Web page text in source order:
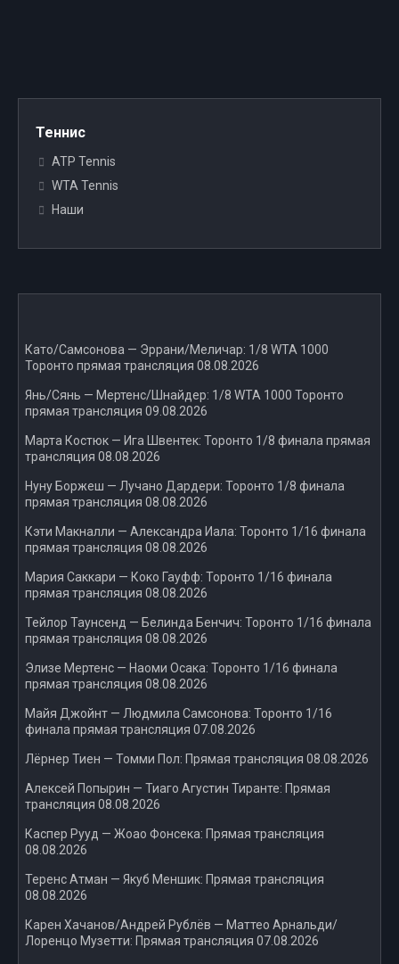
Теннис
ATP Tennis
WTA Tennis
Наши
Като/Самсонова — Эррани/Меличар: 1/8 WTA 1000
Торонто прямая трансляция 08.08.2026
Янь/Сянь — Мертенс/Шнайдер: 1/8 WTA 1000 Торонто
прямая трансляция 09.08.2026
Марта Костюк — Ига Швентек: Торонто 1/8 финала прямая
трансляция 08.08.2026
Нуну Боржеш — Лучано Дардери: Торонто 1/8 финала
прямая трансляция 08.08.2026
Кэти Макналли — Александра Иала: Торонто 1/16 финала
прямая трансляция 08.08.2026
Мария Саккари — Коко Гауфф: Торонто 1/16 финала
прямая трансляция 08.08.2026
Тейлор Таунсенд — Белинда Бенчич: Торонто 1/16 финала
прямая трансляция 08.08.2026
Элизе Мертенс — Наоми Осака: Торонто 1/16 финала
прямая трансляция 08.08.2026
Майя Джойнт — Людмила Самсонова: Торонто 1/16
финала прямая трансляция 07.08.2026
Лёрнер Тиен — Томми Пол: Прямая трансляция 08.08.2026
Алексей Попырин — Тиаго Агустин Тиранте: Прямая
трансляция 08.08.2026
Каспер Рууд — Жоао Фонсека: Прямая трансляция
08.08.2026
Теренс Атман — Якуб Меншик: Прямая трансляция
08.08.2026
Карен Хачанов/Андрей Рублёв — Маттео Арнальди/
Лоренцо Музетти: Прямая трансляция 07.08.2026